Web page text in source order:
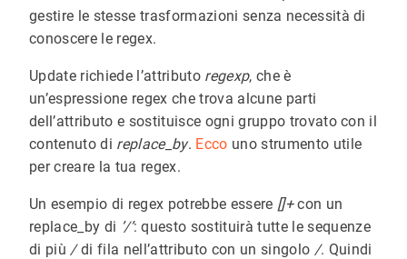
gestire le stesse trasformazioni senza necessità di
conoscere le regex.
Update richiede l’attributo regexp, che è
un’espressione regex che trova alcune parti
dell’attributo e sostituisce ogni gruppo trovato con il
contenuto di replace_by. Ecco uno strumento utile
per creare la tua regex.
Un esempio di regex potrebbe essere []+con un
replace_by di ’/’: questo sostituirà tutte le sequenze
di più/di fila nell’attributo con un singolo /. Quindi